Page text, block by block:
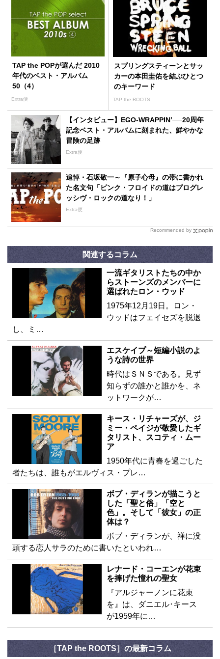
TAP the POPが選んだ 2010
年代のベスト・アルバム
50（4）
Extra便
スプリングスティーンとサッ
カーの本田圭佑を結ぶひとつ
のキーワード
TAP the ROOTS
【インタビュー】EGO-WRAPPIN’──20周年
記念ベスト・アルバムに刻まれた、鮮やかな
冒険の足跡
Extra便
追悼・石坂敬一～『原子心母』の帯に書かれ
た名文句「ピンク・フロイドの道はプログレ
ッシヴ・ロックの道なり！」
Extra便
Recommended by
関連するコラム
一流ギタリストたちの中か
らストーンズのメンバーに
選ばれたロン・ウッド
1975年12月19日。ロン・
ウッドはフェイセズを脱退
し、ミ…
エスケイプ～短編小説のよ
うな詩の世界
時代はＳＮＳである。見ず
知らずの誰かと誰かを、ネ
ットワークが…
キース・リチャーズが、ジ
ミー・ペイジが敬愛したギ
タリスト、スコティ・ムー
ア
1950年代に青春を過ごした
者たちは、誰もがエルヴィス・プレ…
ボブ・ディランが描こうと
した「聖と俗」「空と
色」。そして「彼女」の正
体は？
ボブ・ディランが、禅に没
頭する恋人サラのために書いたといわれ…
レナード・コーエンが花束
を捧げた憧れの聖女
『アルジャーノンに花束
を』は、ダニエル･キース
が1959年に…
［TAP the ROOTS］の最新コラム